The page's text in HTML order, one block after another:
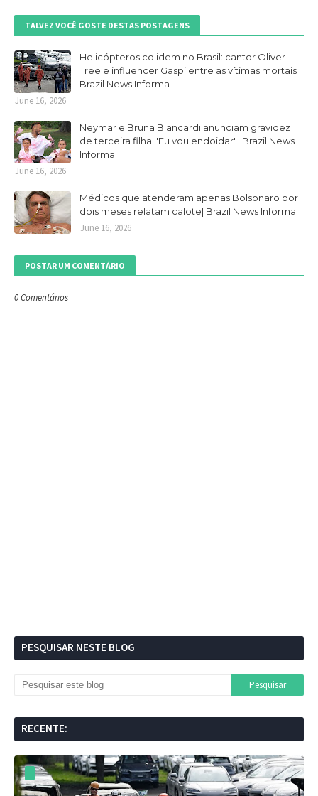
TALVEZ VOCÊ GOSTE DESTAS POSTAGENS
Helicópteros colidem no Brasil: cantor Oliver
Tree e influencer Gaspi entre as vítimas mortais |
Brazil News Informa
June 16, 2026
Neymar e Bruna Biancardi anunciam gravidez
de terceira filha: 'Eu vou endoidar' | Brazil News
Informa
June 16, 2026
Médicos que atenderam apenas Bolsonaro por
dois meses relatam calote| Brazil News Informa
June 16, 2026
POSTAR UM COMENTÁRIO
0 Comentários
PESQUISAR NESTE BLOG
RECENTE: